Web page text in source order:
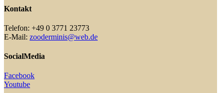
Kontakt
Telefon: +49 0 3771 23773
E-Mail: zooderminis@web.de
SocialMedia
Facebook
Youtube